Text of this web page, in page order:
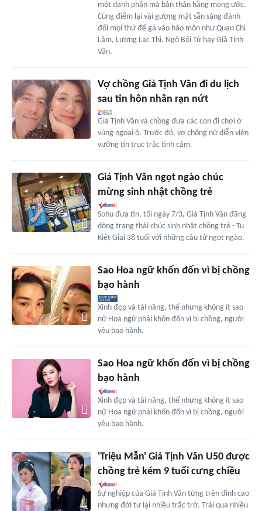
một danh phận mà bản thân hằng mong ước.
Cùng điểm lại vài gương mặt sẵn sàng đánh
đổi mọi thứ để gả vào hào môn như Quan Chi
Lâm, Lương Lạc Thi, Ngô Bội Từ hay Giả Tịnh
Văn.
Vợ chồng Giả Tịnh Văn đi du lịch
sau tin hôn nhân rạn nứt
Giả Tịnh Văn và chồng đưa các con đi chơi ở
vùng ngoại ô. Trước đó, vợ chồng nữ diễn viên
vướng tin trục trặc tình cảm.
Giả Tịnh Văn ngọt ngào chúc
mừng sinh nhật chồng trẻ
Sohu đưa tin, tối ngày 7/3, Giả Tịnh Văn đăng
dòng trạng thái chúc sinh nhật chồng trẻ - Tu
Kiệt Giai 38 tuổi với những câu từ ngọt ngào.
Sao Hoa ngữ khốn đốn vì bị chồng
bạo hành
Xinh đẹp và tài năng, thế nhưng không ít sao
nữ Hoa ngữ phải khốn đốn vì bị chồng, người
yêu bạo hành.
Sao Hoa ngữ khốn đốn vì bị chồng
bạo hành
Xinh đẹp và tài năng, thế nhưng không ít sao
nữ Hoa ngữ phải khốn đốn vì bị chồng, người
yêu bạo hành.
'Triệu Mẫn' Giả Tịnh Văn U50 được
chồng trẻ kém 9 tuổi cưng chiều
Sự nghiệp của Giả Tịnh Văn từng trên đỉnh cao
nhưng đời tư lại nhiều trắc trở. Trải qua nhiều